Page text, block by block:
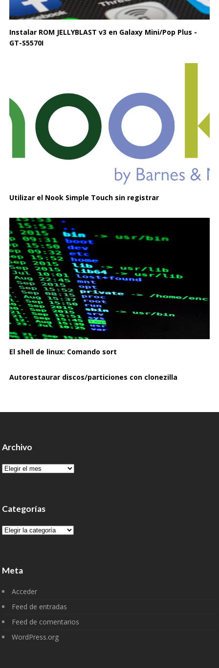
Instalar ROM JELLYBLAST v3 en Galaxy Mini/Pop Plus -
GT-S5570I
Utilizar el Nook Simple Touch sin registrar
El shell de linux: Comando sort
Autorestaurar discos/particiones con clonezilla
Archivo
Archivo
Categorías
Categorías
Meta
Acceder
Feed de entradas
Feed de comentarios
WordPress.org